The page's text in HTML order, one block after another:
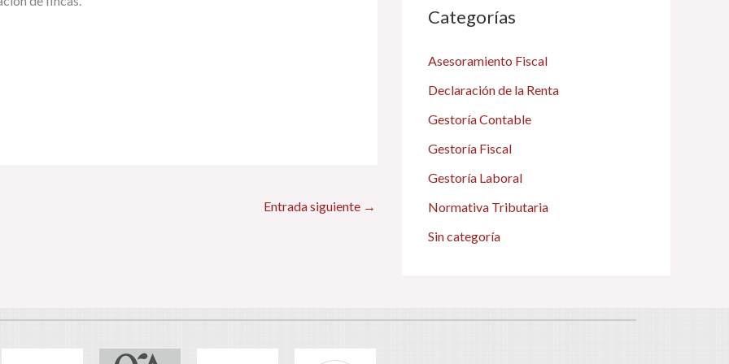
Entrada siguiente →
Categorías
Asesoramiento Fiscal
Declaración de la Renta
Gestoría Contable
Gestoría Fiscal
Gestoría Laboral
Normativa Tributaria
Sin categoría